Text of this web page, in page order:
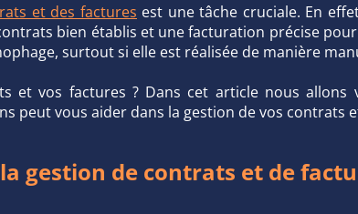
et des factures est une tâche cruciale. En
bien établis et une facturation précise
surtout si elle est réalisée de manière
et vos factures ? Dans cet article nous
peut vous aider dans la gestion de vos contrats
gestion de contrats et de